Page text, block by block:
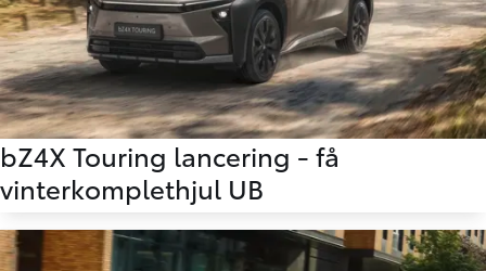
bZ4X Touring lancering - få
vinterkomplethjul UB